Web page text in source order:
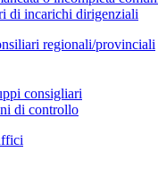
di incarichi dirigenziali
regionali/provinciali
consigliari
di controllo